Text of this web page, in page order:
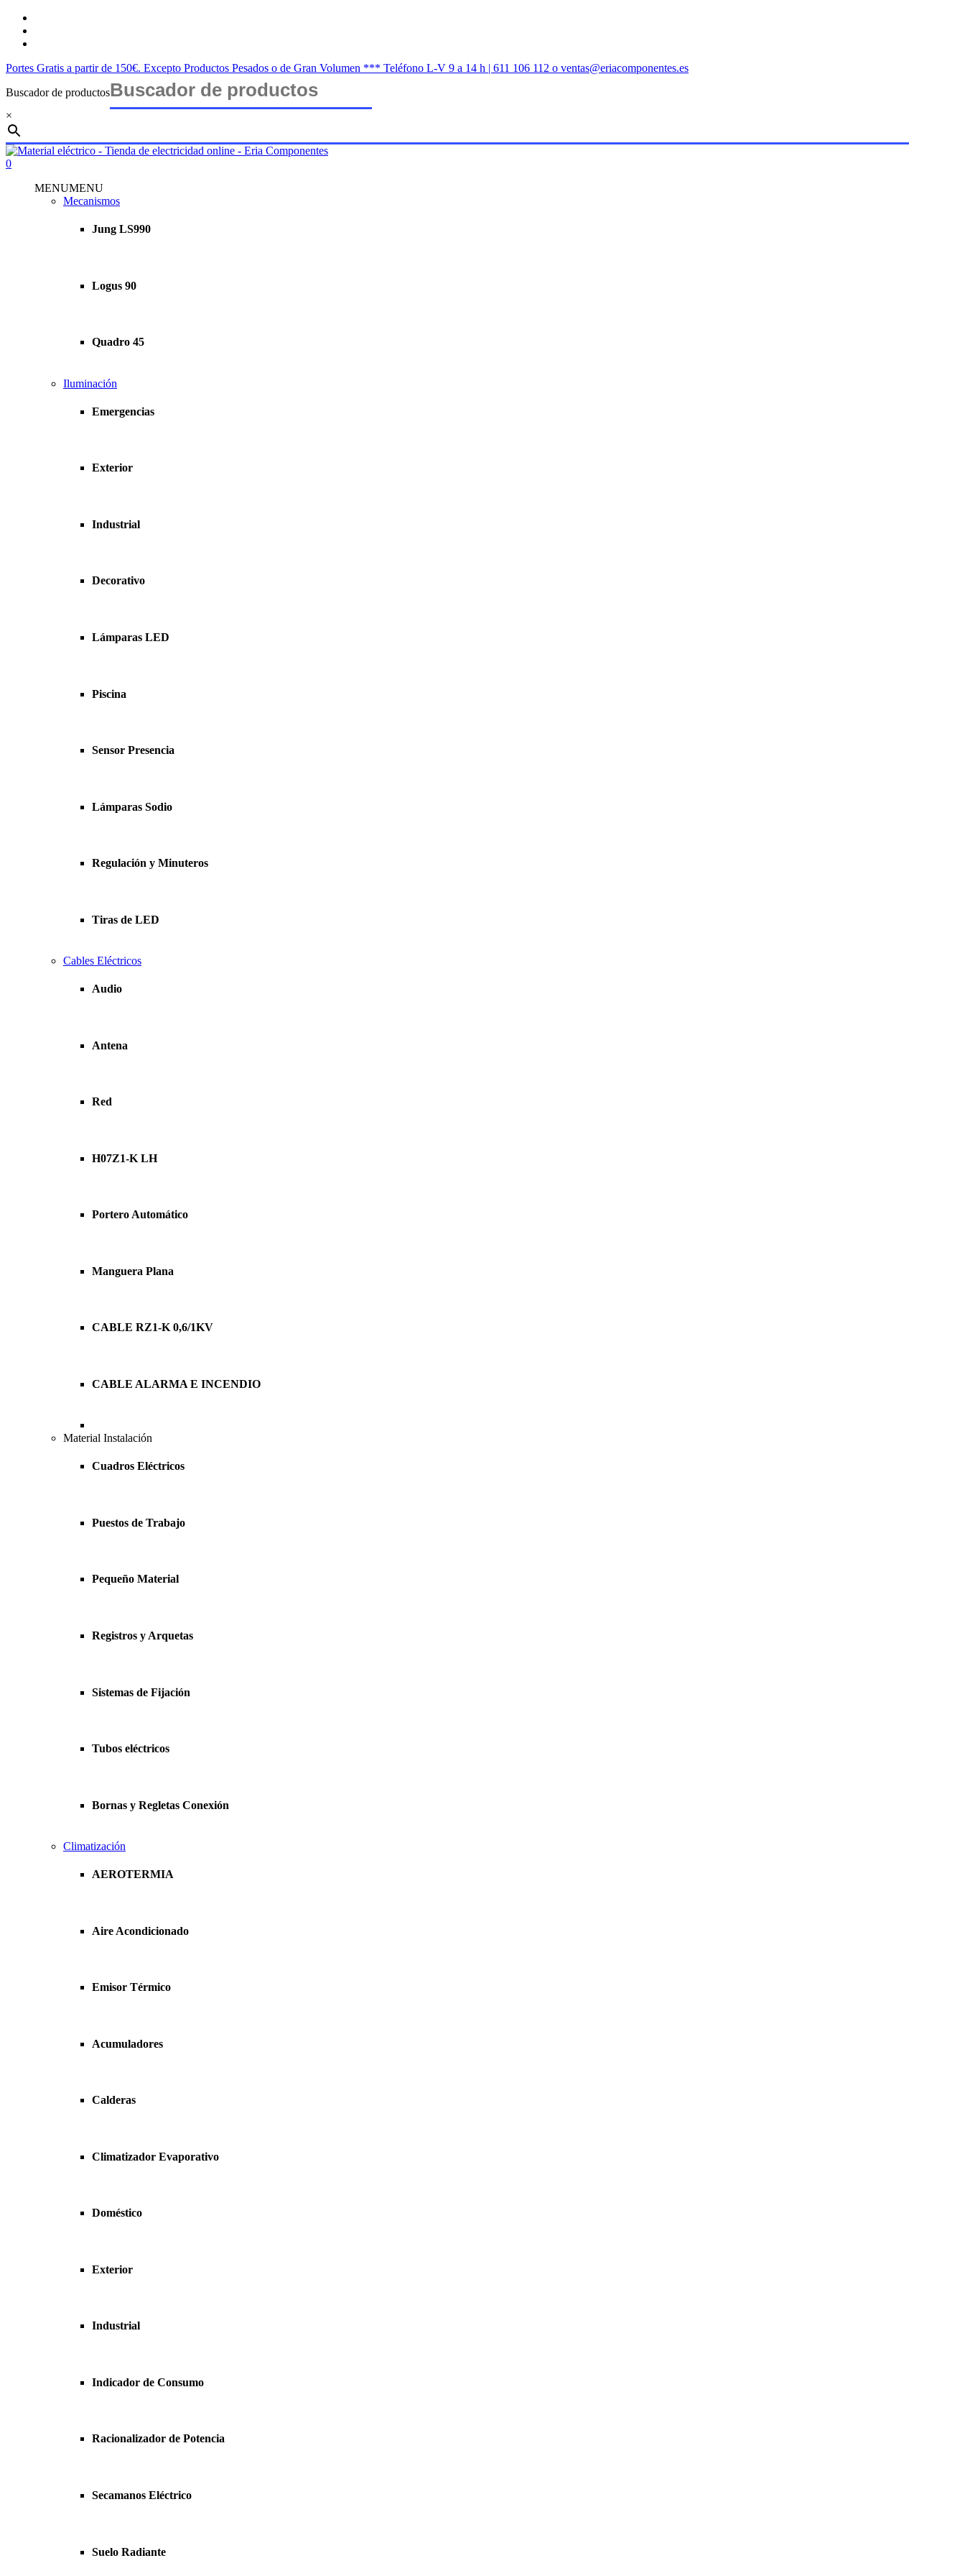
Saltar
contenido
Portes Gratis a partir de 150€. Excepto Productos Pesados o de Gran Volumen *** Teléfono L-V 9 a 14 h | 611 106 112 o ventas@eriacomponentes.es
Buscador de productos
×
Cerrar
búsqueda
buscar
account
0
MENUMENU
Mecanismos
Jung LS990
Logus 90
Quadro 45
Iluminación
Emergencias
Exterior
Industrial
Decorativo
Lámparas LED
Piscina
Sensor Presencia
Lámparas Sodio
Regulación y Minuteros
Tiras de LED
Cables Eléctricos
Audio
Antena
Red
H07Z1-K LH
Portero Automático
Manguera Plana
CABLE RZ1-K 0,6/1KV
CABLE ALARMA E INCENDIO
Material Instalación
Cuadros Eléctricos
Puestos de Trabajo
Pequeño Material
Registros y Arquetas
Sistemas de Fijación
Tubos eléctricos
Bornas y Regletas Conexión
Climatización
AEROTERMIA
Aire Acondicionado
Emisor Térmico
Acumuladores
Calderas
Climatizador Evaporativo
Doméstico
Exterior
Industrial
Indicador de Consumo
Racionalizador de Potencia
Secamanos Eléctrico
Suelo Radiante